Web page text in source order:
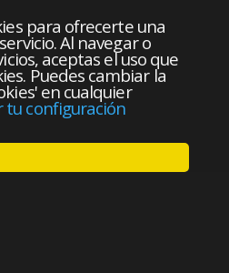
para ofrecerte una
Al navegar o
aceptas el uso que
Puedes cambiar la
en cualquier
tu configuración